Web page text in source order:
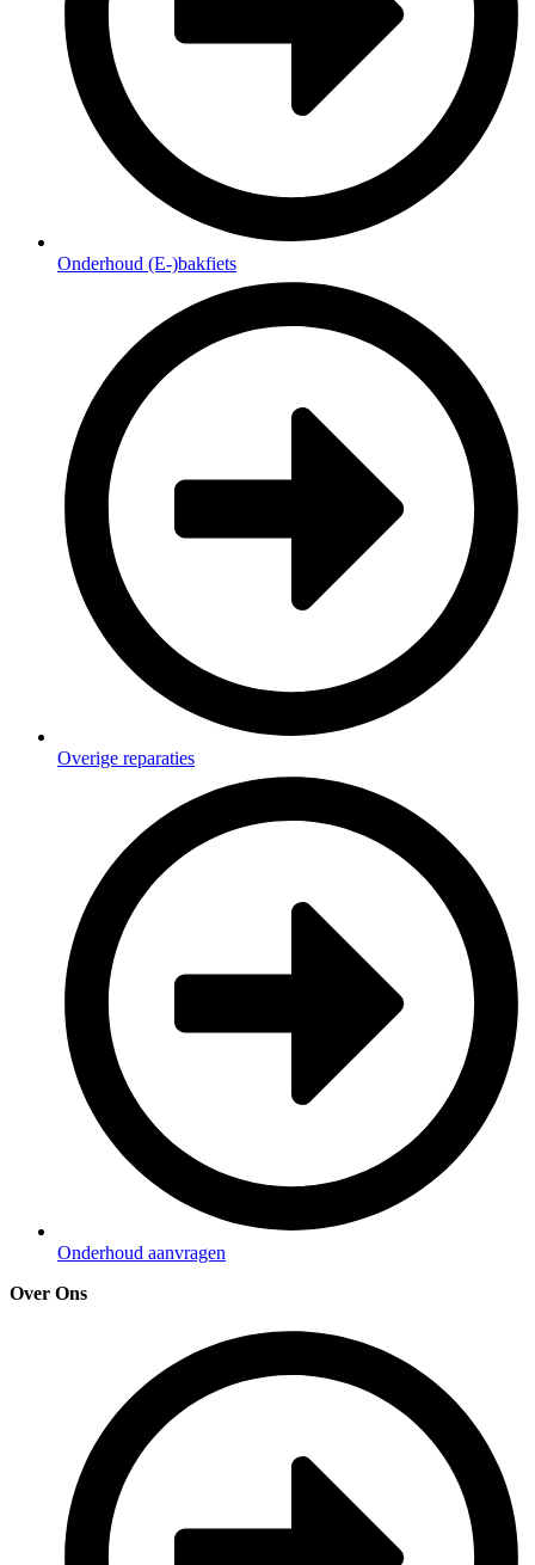
Onderhoud (E-)bakfiets
Overige reparaties
Onderhoud aanvragen
Over Ons